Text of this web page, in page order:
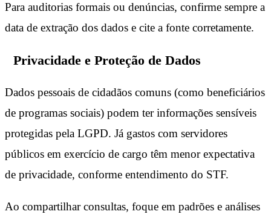
Para auditorias formais ou denúncias, confirme sempre a
data de extração dos dados e cite a fonte corretamente.
Privacidade e Proteção de Dados
Dados pessoais de cidadãos comuns (como beneficiários
de programas sociais) podem ter informações sensíveis
protegidas pela LGPD. Já gastos com servidores
públicos em exercício de cargo têm menor expectativa
de privacidade, conforme entendimento do STF.
Ao compartilhar consultas, foque em padrões e análises